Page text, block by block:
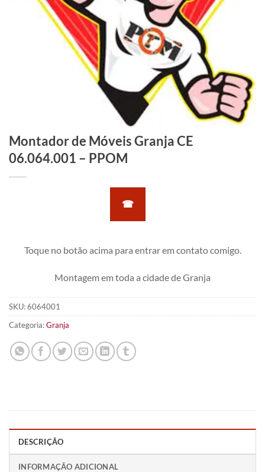
Montador de Móveis Granja CE
06.064.001 – PPOM
☎
Toque no botão acima para entrar em contato comigo.
Montagem em toda a cidade de Granja
SKU:6064001
Categoria:Granja
DESCRIÇÃO
INFORMAÇÃO ADICIONAL